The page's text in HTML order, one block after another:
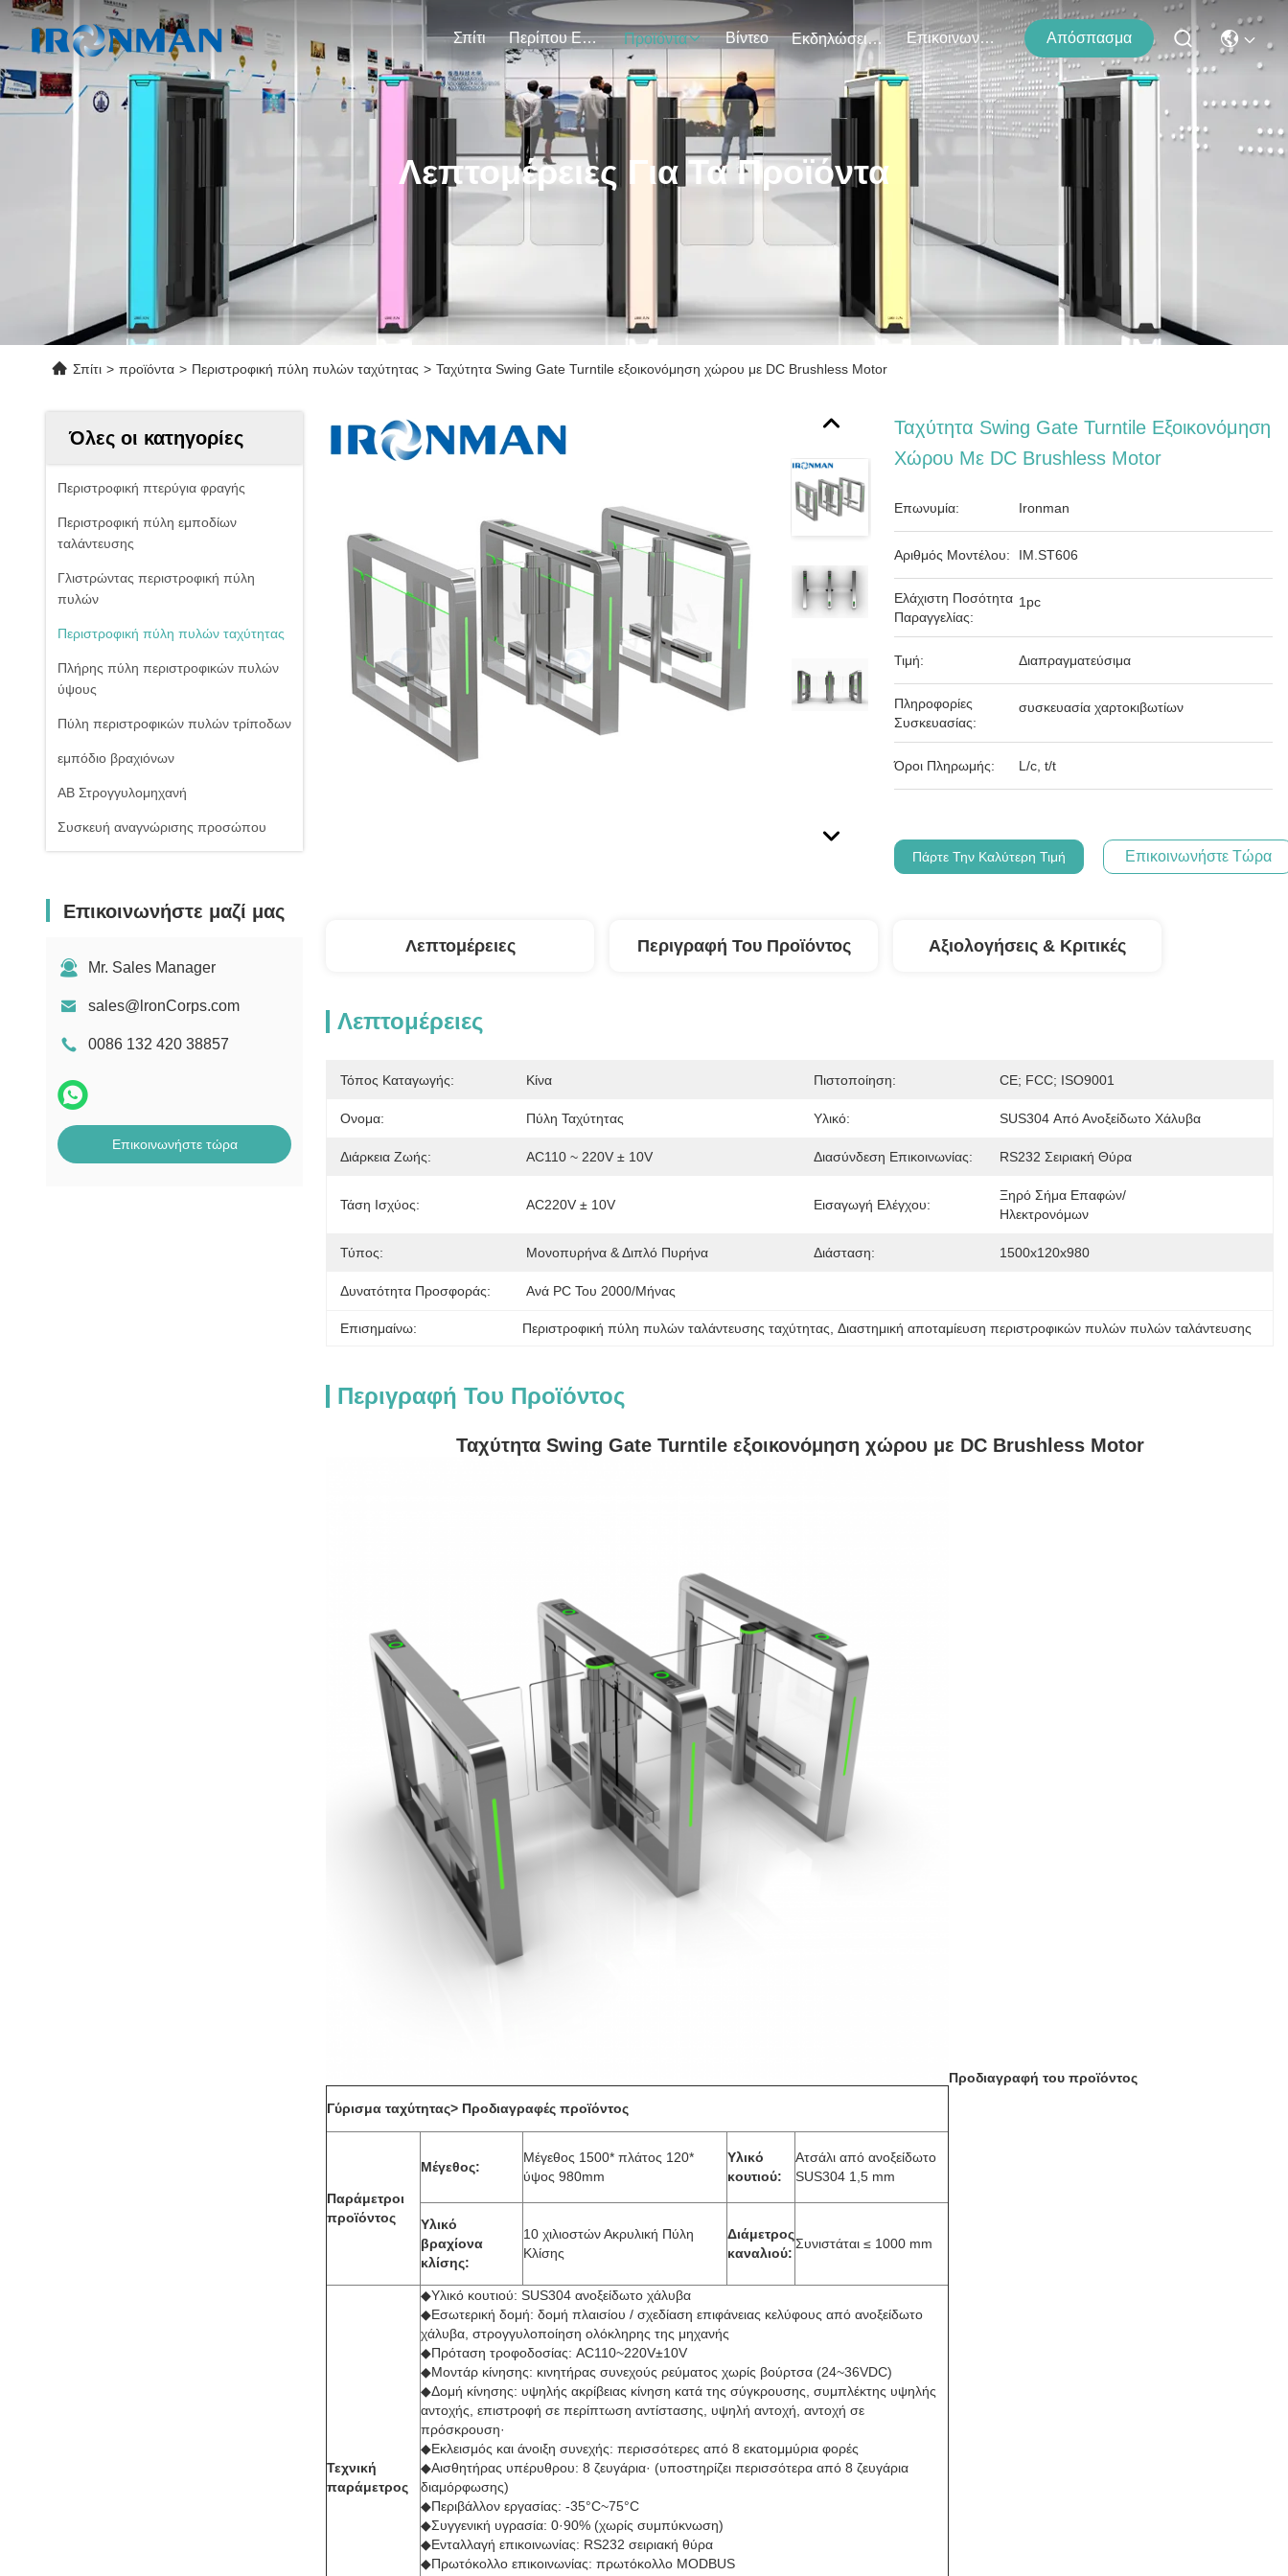
Σπίτι Περίπου Εμείς Προϊόντα Βίντεο Εκδηλώσεις Επικοινωνήστε Μαζί Μας Απόσπασμα
Λεπτομέρειες Για Τα Προϊόντα
Σπίτι > προϊόντα > Περιστροφική πύλη πυλών ταχύτητας > Ταχύτητα Swing Gate Turntile εξοικονόμηση χώρου με DC Brushless Motor
Όλες οι κατηγορίες
Περιστροφική πτερύγια φραγής
Περιστροφική πύλη εμποδίων
ταλάντευσης
Γλιστρώντας περιστροφική πύλη
πυλών
Περιστροφική πύλη πυλών ταχύτητας
Πλήρης πύλη περιστροφικών πυλών
ύψους
Πύλη περιστροφικών πυλών τρίποδων
εμπόδιο βραχιόνων
ΑΒ Στρογγυλομηχανή
Συσκευή αναγνώρισης προσώπου
Επικοινωνήστε μαζί μας
Mr. Sales Manager
sales@lronCorps.com
0086 132 420 38857
Επικοινωνήστε τώρα
Ταχύτητα Swing Gate Turntile Εξοικονόμηση
Χώρου Με DC Brushless Motor
Επωνυμία: Ironman
Αριθμός Μοντέλου: IM.ST606
Ελάχιστη Ποσότητα
Παραγγελίας:
1pc
Τιμή: Διαπραγματεύσιμα
Πληροφορίες
Συσκευασίας:
συσκευασία χαρτοκιβωτίων
Όροι Πληρωμής: L/c, t/t
Πάρτε Την Καλύτερη Τιμή Επικοινωνήστε Τώρα
Λεπτομέρειες Περιγραφή Του Προϊόντος Αξιολογήσεις & Κριτικές
Λεπτομέρειες
Τόπος Καταγωγής: Κίνα Πιστοποίηση: CE; FCC; ISO9001
Ονομα: Πύλη Ταχύτητας Υλικό: SUS304 Από Ανοξείδωτο Χάλυβα
Διάρκεια Ζωής: AC110 ~ 220V ± 10V Διασύνδεση Επικοινωνίας: RS232 Σειριακή Θύρα
Τάση Ισχύος: AC220V ± 10V Εισαγωγή Ελέγχου:
Ξηρό Σήμα Επαφών/
Ηλεκτρονόμων
Τύπος: Μονοπυρήνα & Διπλό Πυρήνα Διάσταση: 1500x120x980
Δυνατότητα Προσφοράς: Ανά PC Του 2000/μήνας
Επισημαίνω: Περιστροφική πύλη πυλών ταλάντευσης ταχύτητας Διαστημική αποταμίευση περιστροφικών πυλών πυλών ταλάντευσης
Περιγραφή Του Προϊόντος
Ταχύτητα Swing Gate Turntile εξοικονόμηση χώρου με DC Brushless Motor
Προδιαγραφή του προϊόντος
Γύρισμα ταχύτητας> Προδιαγραφές προϊόντος
Παράμετροι
προϊόντος
Μέγεθος:
Μέγεθος 1500* πλάτος 120*
ύψος 980mm
Υλικό
κουτιού:
Ατσάλι από ανοξείδωτο
SUS304 1,5 mm
Υλικό
βραχίονα
κλίσης:
10 χιλιοστών Ακρυλική Πύλη
Κλίσης
Διάμετρος
καναλιού:
Συνιστάται ≤ 1000 mm
Τεχνική
παράμετρος
◆Υλικό κουτιού: SUS304 ανοξείδωτο χάλυβα
◆Εσωτερική δομή: δομή πλαισίου / σχεδίαση επιφάνειας κελύφους από ανοξείδωτο
χάλυβα, στρογγυλοποίηση ολόκληρης της μηχανής
◆Πρόταση τροφοδοσίας: AC110~220V±10V
◆Μοντάρ κίνησης: κινητήρας συνεχούς ρεύματος χωρίς βούρτσα (24~36VDC)
◆Δομή κίνησης: υψηλής ακρίβειας κίνηση κατά της σύγκρουσης, συμπλέκτης υψηλής
αντοχής, επιστροφή σε περίπτωση αντίστασης, υψηλή αντοχή, αντοχή σε
πρόσκρουση·
◆Εκλεισμός και άνοιξη συνεχής: περισσότερες από 8 εκατομμύρια φορές
◆Αισθητήρας υπέρυθρου: 8 ζευγάρια· (υποστηρίζει περισσότερα από 8 ζευγάρια
διαμόρφωσης)
◆Περιβάλλον εργασίας: -35°C~75°C
◆Συγγενική υγρασία: 0·90% (χωρίς συμπύκνωση)
◆Ενταλλαγή επικοινωνίας: RS232 σειριακή θύρα
◆Πρωτόκολλο επικοινωνίας: πρωτόκολλο MODBUS